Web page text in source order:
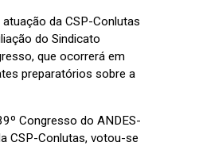
da CSP-Conlutas
do Sindicato
que ocorrerá em
preparatórios sobre a
Congresso do ANDES-
CSP-Conlutas, votou-se